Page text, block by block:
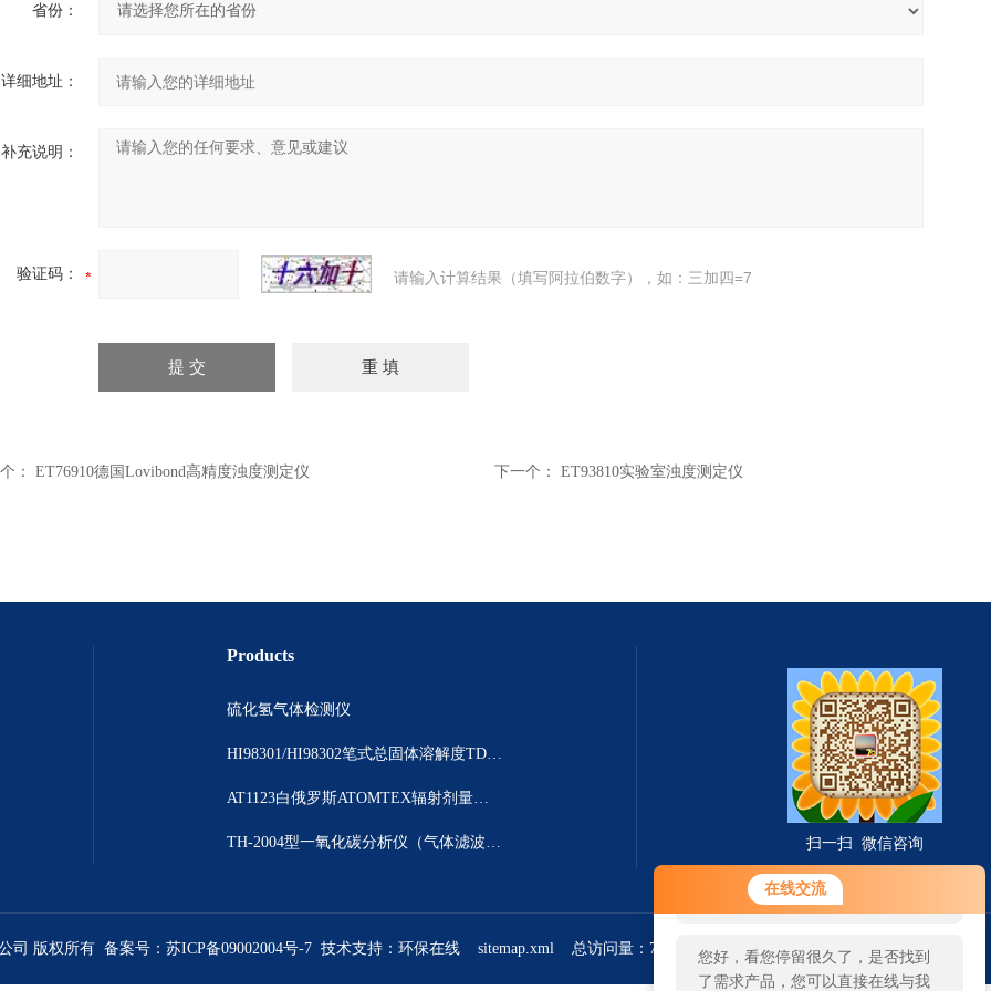
在线交流
您好！欢迎前来咨询，很高兴为您
服务，请问您要咨询什么问题呢？
您好，看您停留很久了，是否找到
了需求产品，您可以直接在线与我
省份：
详细地址：
补充说明：
验证码： 请输入计算结果（填写阿拉伯数字），如：三加四=7
： ET76910德国Lovibond高精度浊度测定仪 下一个： ET93810实验室浊度测定仪
Products
硫化氢气体检测仪
HI98301/HI98302笔式总固体溶解度TDS测定仪
AT1123白俄罗斯ATOMTEX辐射剂量测量仪
TH-2004型一氧化碳分析仪（气体滤波相关红外吸收法） 扫一扫 微信咨询
司 版权所有 备案号： 苏ICP备09002004号-7 技术支持： 环保在线 sitemap.xml 总访问量：765713 管理登陆